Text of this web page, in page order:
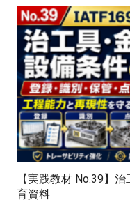
【実践教材 No.39】
育資料